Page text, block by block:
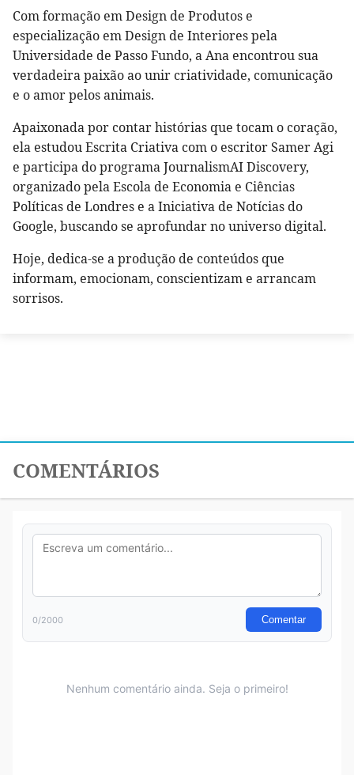
Com formação em Design de Produtos e
especialização em Design de Interiores pela
Universidade de Passo Fundo, a Ana encontrou sua
verdadeira paixão ao unir criatividade, comunicação
e o amor pelos animais.
Apaixonada por contar histórias que tocam o coração,
ela estudou Escrita Criativa com o escritor Samer Agi
e participa do programa JournalismAI Discovery,
organizado pela Escola de Economia e Ciências
Políticas de Londres e a Iniciativa de Notícias do
Google, buscando se aprofundar no universo digital.
Hoje, dedica-se a produção de conteúdos que
informam, emocionam, conscientizam e arrancam
sorrisos.
COMENTÁRIOS